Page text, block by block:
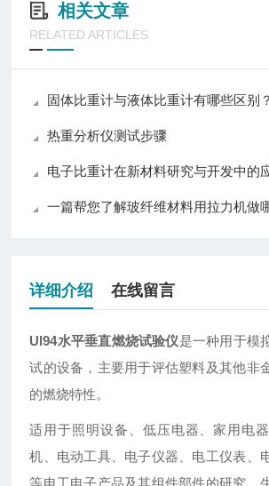
相关文章
RELATED ARTICLES
固体比重计与液体比重计有哪些区别？
热重分析仪测试步骤
电子比重计在新材料研究与开发中的
一篇帮您了解玻纤维材料用拉力机做
详细介绍 在线留言
Ul94水平垂直燃烧试验仪是一种用于模
试的设备，主要用于评估塑料及其他非
的燃烧特性。
适用于照明设备、低压电器、家用电
机、电动工具、电子仪器、电工仪表、